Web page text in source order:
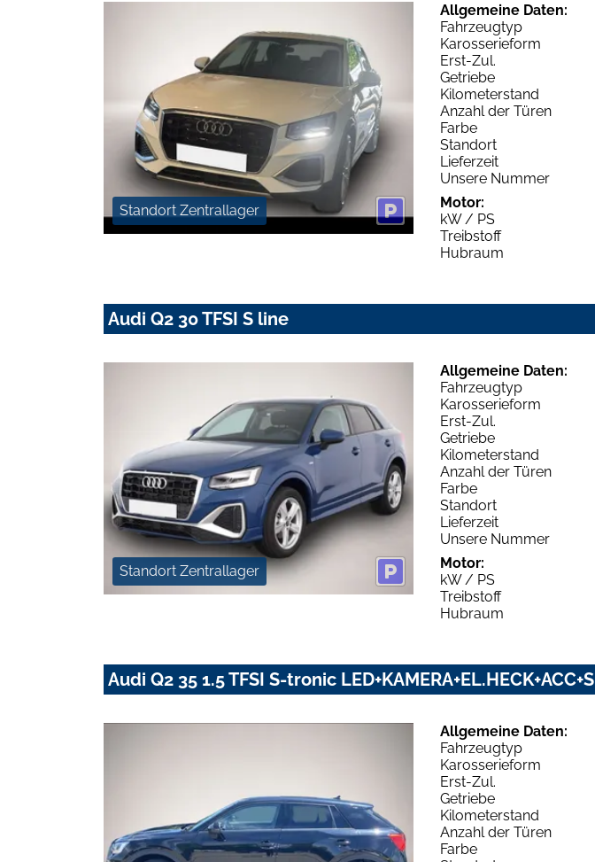
Standort Zentrallager
Allgemeine Daten:
Fahrzeugtyp
Karosserieform
Erst-Zul.
Getriebe
Kilometerstand
Anzahl der Türen
Farbe
Standort
Lieferzeit
Unsere Nummer
Motor:
kW / PS
Treibstoff
Hubraum
Audi Q2 30 TFSI S line
Standort Zentrallager
Allgemeine Daten:
Fahrzeugtyp
Karosserieform
Erst-Zul.
Getriebe
Kilometerstand
Anzahl der Türen
Farbe
Standort
Lieferzeit
Unsere Nummer
Motor:
kW / PS
Treibstoff
Hubraum
Audi Q2 35 1.5 TFSI S-tronic LED+KAMERA+EL.HECK+ACC+S
Allgemeine Daten:
Fahrzeugtyp
Karosserieform
Erst-Zul.
Getriebe
Kilometerstand
Anzahl der Türen
Farbe